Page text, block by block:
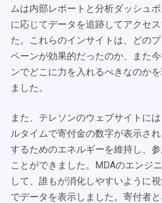
ムは内部レポートと分析ダッシュ
に応じてデータを追跡してアクセ
た。これらのインサイトは、どの
ペーンが効果的だったのか、また
ンでどこに力を入れるべきなのか
ました。
また、テレソンのウェブサイトに
ルタイムで寄付金の数字が表示され
するためのエネルギーを維持し、
ことができました。 MDAのエンジ
して、誰もが消化しやすいように
でデータを表示しました。寄付者